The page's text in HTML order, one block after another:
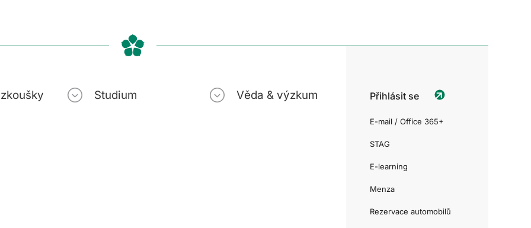
Studium Věda & výzkum Přihlásit se
E-mail / Office 365+
STAG
E-learning
Menza
Rezervace automobilů